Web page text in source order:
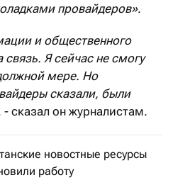
провайдеров».
и общественного
связь. Я сейчас не смогу
мере. Но
сказали, были
- сказал он журналистам.
новостные ресурсы
работу